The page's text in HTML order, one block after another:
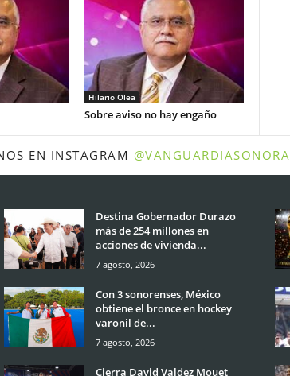
Hilario Olea
Sobre aviso no hay engaño
EN INSTAGRAM @VANGUARDIASONORA
Destina Gobernador Durazo
más de 254 millones en
acciones de vivienda...
7 agosto, 2026
Con 3 sonorenses, México
obtiene el bronce en hockey
varonil de...
7 agosto, 2026
Cierra David Valdez Mouet